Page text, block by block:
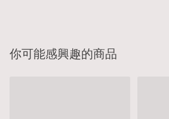
你可能感興趣的商品